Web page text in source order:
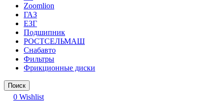
Zoomlion
ГАЗ
ЕЗГ
Подшипник
РОСТСЕЛЬМАШ
Снабавто
Фильтры
Фрикционные диски
Поиск
0 Wishlist